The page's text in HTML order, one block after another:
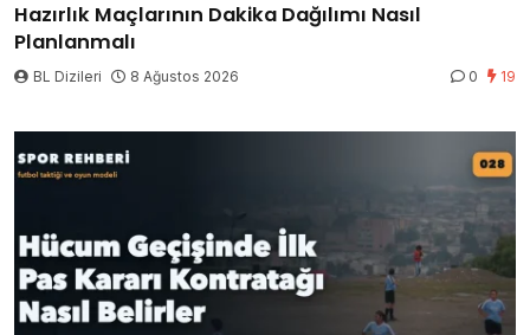
Hazırlık Maçlarının Dakika Dağılımı Nasıl
Planlanmalı
BL Dizileri 8 Ağustos 2026 0 19